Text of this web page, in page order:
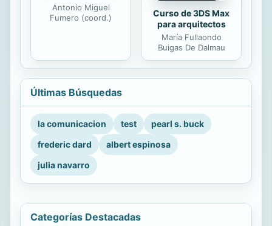
Antonio Miguel
Fumero (coord.)
Curso de 3DS Max
para arquitectos
María Fullaondo
Buigas De Dalmau
Últimas Búsquedas
la comunicacion test
pearl s. buck
frederic dard
albert espinosa
julia navarro
Categorías Destacadas